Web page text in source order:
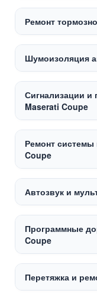
Ремонт
Шумоизоляция
Сигнализации и
Maserati Coupe
Ремонт системы
Coupe
Автозвук и
Программные
Coupe
Перетяжка и